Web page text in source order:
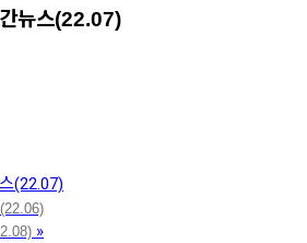
뉴스(22.07)
(22.07)
»